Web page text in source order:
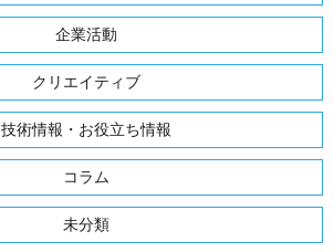
企業活動
クリエイティブ
技術情報・お役立ち情報
コラム
未分類